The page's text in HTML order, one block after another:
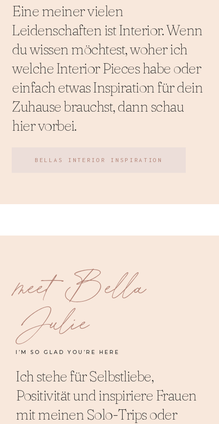
Eine meiner vielen
Leidenschaften ist Interior. Wenn
du wissen möchtest, woher ich
welche Interior Pieces habe oder
einfach etwas Inspiration für dein
Zuhause brauchst, dann schau
hier vorbei.
BELLAS INTERIOR INSPIRATION
meet Bella
Julie
I’M SO GLAD YOU’RE HERE
Ich stehe für Selbstliebe,
Positivität und inspiriere Frauen
mit meinen Solo-Trips oder